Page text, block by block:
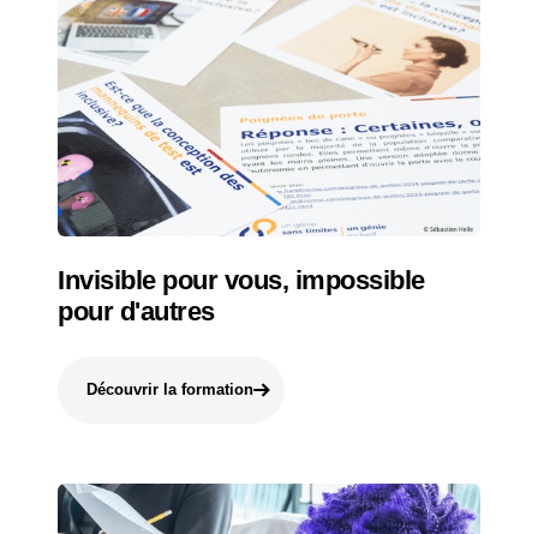
Invisible pour vous, impossible
pour d'autres
Découvrir la formation